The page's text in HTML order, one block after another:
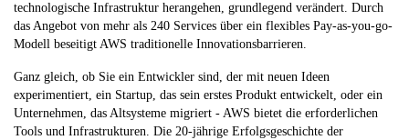
technologische Infrastruktur herangehen, grundlegend verändert. Durch
das Angebot von mehr als 240 Services über ein flexibles Pay-as-you-go-
Modell beseitigt AWS traditionelle Innovationsbarrieren.
Ganz gleich, ob Sie ein Entwickler sind, der mit neuen Ideen
experimentiert, ein Startup, das sein erstes Produkt entwickelt, oder ein
Unternehmen, das Altsysteme migriert - AWS bietet die erforderlichen
Tools und Infrastrukturen. Die 20-jährige Erfolgsgeschichte der